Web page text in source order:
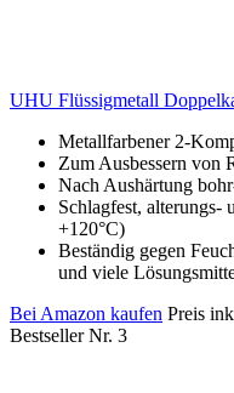
UHU Flüssigmetall
Metallfarbener 2-
Zum Ausbessern von
Nach Aushärtung
Schlagfest, alterungs-
+120°C)
Beständig gegen
und viele
Bei Amazon kaufen Preis
Bestseller Nr. 3